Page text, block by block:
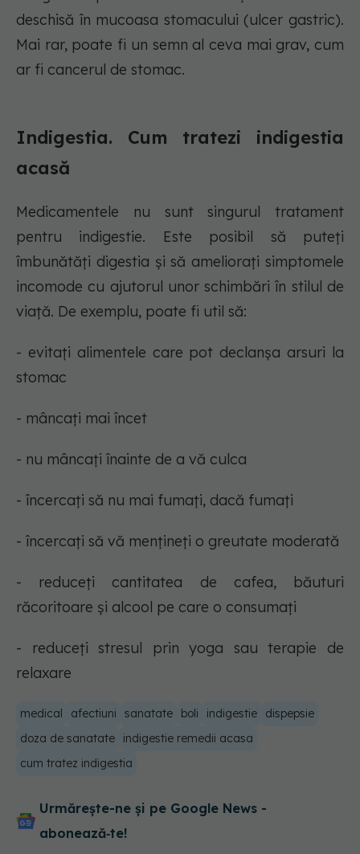
deschisă în mucoasa stomacului (ulcer gastric).
Mai rar, poate fi un semn al ceva mai grav, cum
ar fi cancerul de stomac.
Indigestia. Cum tratezi indigestia
acasă
Medicamentele nu sunt singurul tratament
pentru indigestie. Este posibil să puteți
îmbunătăți digestia și să ameliorați simptomele
incomode cu ajutorul unor schimbări în stilul de
viață. De exemplu, poate fi util să:
- evitați alimentele care pot declanșa arsuri la
stomac
- mâncați mai încet
- nu mâncați înainte de a vă culca
- încercați să nu mai fumați, dacă fumați
- încercați să vă mențineți o greutate moderată
- reduceți cantitatea de cafea, băuturi
răcoritoare și alcool pe care o consumați
- reduceți stresul prin yoga sau terapie de
relaxare
medical afectiuni sanatate boli indigestie
dispepsie
doza de sanatate
indigestie remedii acasa
cum tratez indigestia
Urmărește-ne și pe Google News -
abonează‑te!